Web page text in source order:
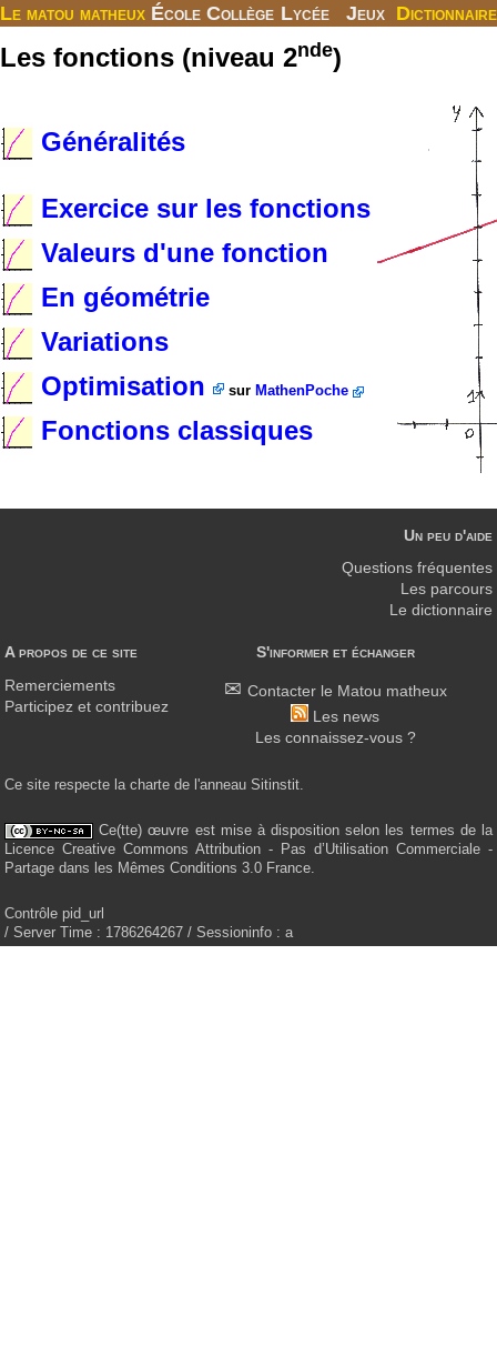
Le matou matheux École Collège Lycée Jeux Dictionnaire
Les fonctions (niveau 2nde)
Généralités
Exercice sur les fonctions
Valeurs d'une fonction
En géométrie
Variations
Optimisation
sur MathenPoche
Fonctions classiques
A propos de ce site
Remerciements
Participez et contribuez
S'informer et échanger
Contacter le Matou matheux
Les news
Les connaissez-vous ?
Un peu d'aide
Questions fréquentes
Les parcours
Le dictionnaire
Ce site respecte la charte de l'anneau Sitinstit.
Ce(tte) œuvre est mise à disposition selon les termes de la
Licence Creative Commons Attribution - Pas d’Utilisation Commerciale -
Partage dans les Mêmes Conditions 3.0 France.
Contrôle pid_url
/ Server Time : 1786264267 / Sessioninfo : a